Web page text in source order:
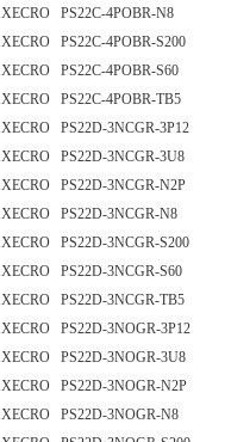
XECRO PS22C-4POBR-N8
XECRO PS22C-4POBR-S200
XECRO PS22C-4POBR-S60
XECRO PS22C-4POBR-TB5
XECRO PS22D-3NCGR-3P12
XECRO PS22D-3NCGR-3U8
XECRO PS22D-3NCGR-N2P
XECRO PS22D-3NCGR-N8
XECRO PS22D-3NCGR-S200
XECRO PS22D-3NCGR-S60
XECRO PS22D-3NCGR-TB5
XECRO PS22D-3NOGR-3P12
XECRO PS22D-3NOGR-3U8
XECRO PS22D-3NOGR-N2P
XECRO PS22D-3NOGR-N8